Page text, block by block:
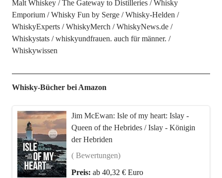
Malt Whiskey
The Gateway to Distilleries
Whisky
Emporium
Whisky Fun by Serge
Whisky-Helden
WhiskyExperts
WhiskyMerch
WhiskyNews.de
Whiskystats
whiskyundfrauen. auch für männer.
Whiskywissen
Whisky-Bücher bei Amazon
Jim McEwan: Isle of my heart: Islay -
Queen of the Hebrides / Islay - Königin
der Hebriden
( Bewertungen)
Preis: ab 40,32 € Euro